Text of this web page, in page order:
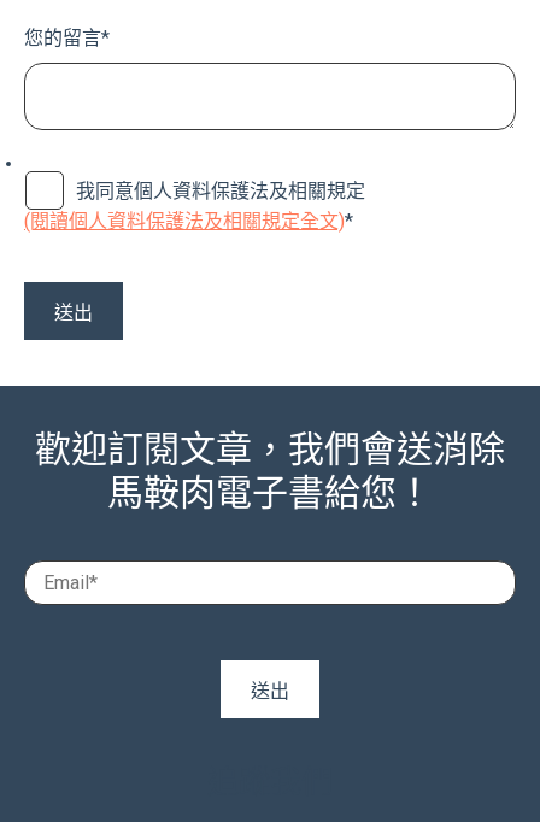
您的留言*
我同意個人資料保護法及相關規定
(閱讀個人資料保護法及相關規定全文)*
歡迎訂閱文章，我們會送消除
馬鞍肉電子書給您！